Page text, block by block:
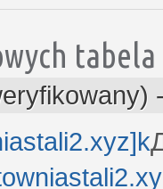
tabela